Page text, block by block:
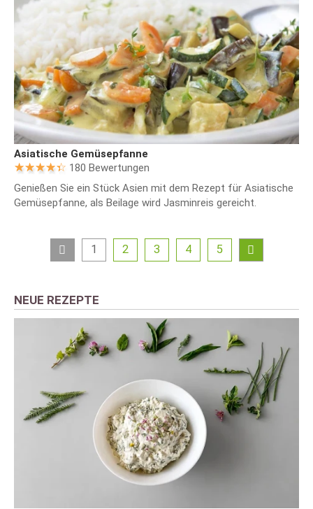
Asiatische Gemüsepfanne
180 Bewertungen
Genießen Sie ein Stück Asien mit dem Rezept für Asiatische
Gemüsepfanne, als Beilage wird Jasminreis gereicht.
1 2 3 4 5
NEUE REZEPTE